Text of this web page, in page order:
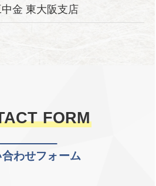
金 東大阪支店
FORM
わせフォーム